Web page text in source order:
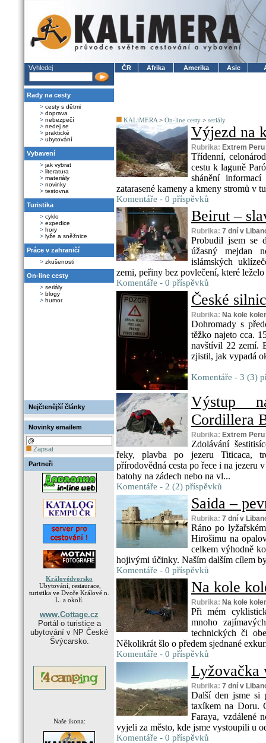
Vyhledej
Rady na cesty
> cesty s dětmi
> doprava
> nebezpečí
> nedej se
> praktické
> ubytování
Vybavení
> jak vybrat
> literatura
> materiály
> novinky
> testovna
Turistika
> cyklo
> expedice
> hory
> lyže a sněžnice
Práce v zahraničí
> zkušenosti
On-line cesty
> seriály
> blogy
> humor
Nejčtenější články
Novinky emailem
Zapsat
Partneři
Královédvorsko
Ubytování, restaurace,
turistika ve Dvoře Králové n.
L. a okolí.
www.Cottage.cz
Portál o turistice a
ubytování v NP České
Švýcarsko.
Naše ikona:
ČR Afrika Amerika Asie
KALiMERA > On-line cesty > seriály
Výjezd na
Rubrika: Extrem
Třídenní,
cestu k laguně
shánění
zatarasené kameny a kmeny stromů v
Komentáře - 0 příspěvků
Beirut –
Rubrika: 7 dní v
Probudil jsem se
úžasný mejdan
islámských
zemi, peřiny bez povlečení, které
Komentáře - 0 příspěvků
České
Rubrika: Na kole
Dohromady s
těžko najeto cca.
navštívil 22 zemí.
zjistil, jak vypadá
Komentáře - 3 (3)
Výstup
Cordillera
Rubrika: Extrem
Zdolávání
řeky, plavba po jezeru Titicaca,
přírodovědná cesta po řece i na jezeru
batohy na zádech nebo na vl...
Komentáře - 2 (2) příspěvků
Saida –
Rubrika: 7 dní v
Ráno po
Hirošimu na
celkem výhodně
hojivými účinky. Naším dalším cílem
Komentáře - 0 příspěvků
Na kole
Rubrika: Na kole
Při mém
mnoho
technických či
Několikrát šlo o předem sjednané
Komentáře - 0 příspěvků
Lyžovačka
Rubrika: 7 dní v
Další den jsme si
taxíkem na Doru.
Faraya, vzdálené
vyjeli za město, kde jsme vystoupili u
Komentáře - 0 příspěvků